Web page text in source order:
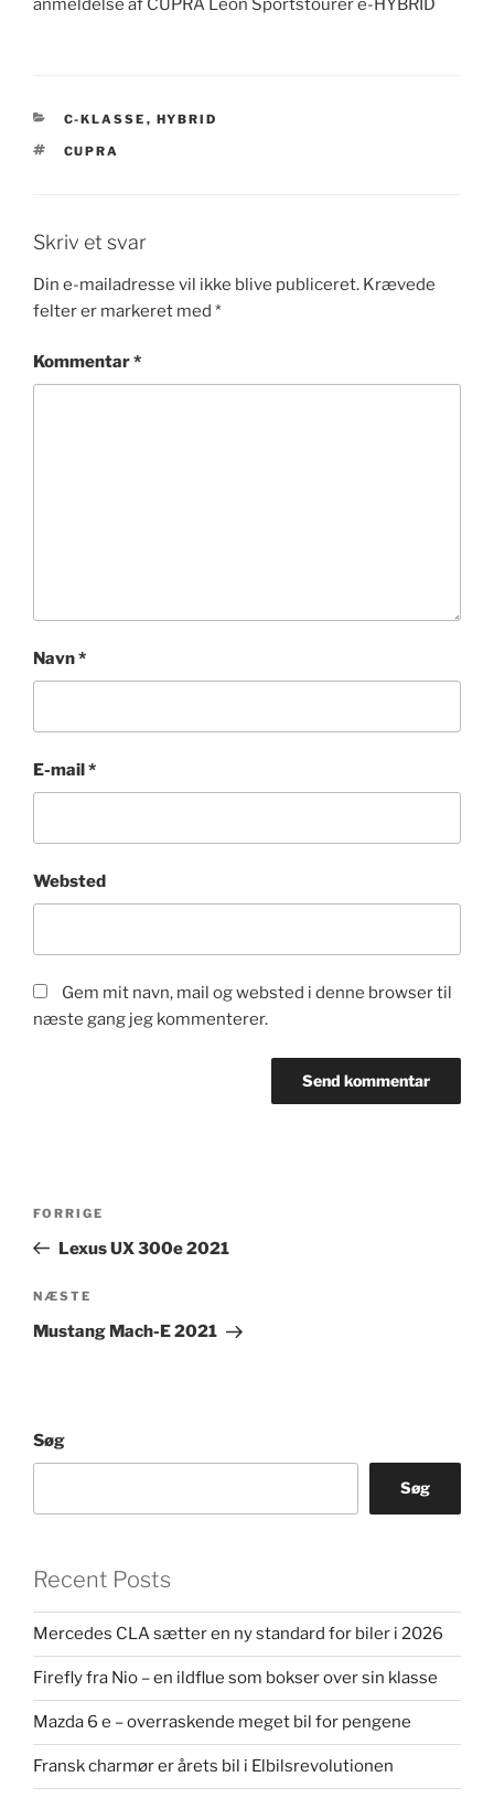
anmeldelse af CUPRA Leon Sportstourer e-HYBRID
KATEGORIER
C-KLASSE , HYBRID
TAGS
CUPRA
Skriv et svar
Din e-mailadresse vil ikke blive publiceret. Krævede
felter er markeret med *
Kommentar*
Navn*
E-mail*
Websted
Gem mit navn, mail og websted i denne browser til
næste gang jeg kommenterer.
Forrige
indlæg
FORRIGE
Lexus UX 300e 2021
Næste
indlæg
NÆSTE
Mustang Mach-E 2021
Søg
Søg
Recent Posts
Mercedes CLA sætter en ny standard for biler i 2026
Firefly fra Nio – en ildflue som bokser over sin klasse
Mazda 6 e – overraskende meget bil for pengene
Fransk charmør er årets bil i Elbilsrevolutionen